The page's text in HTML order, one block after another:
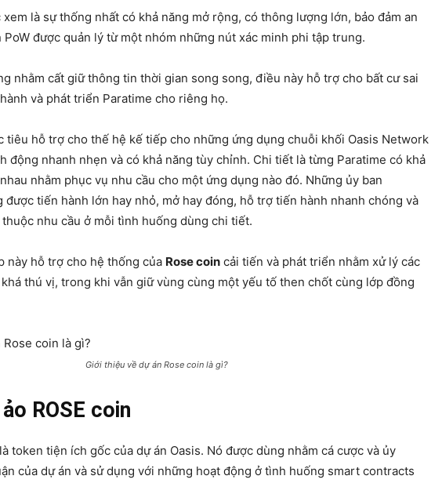
là sự thống nhất có khả năng mở rộng, có thông lượng lớn, bảo đảm an
được quản lý từ một nhóm những nút xác minh phi tập trung.
nhằm cất giữ thông tin thời gian song song, điều này hỗ trợ cho bất cư sai
và phát triển Paratime cho riêng họ.
tiêu hỗ trợ cho thế hệ kế tiếp cho những ứng dụng chuỗi khối Oasis Network
động nhanh nhẹn và có khả năng tùy chỉnh. Chi tiết là từng Paratime có khả
nhằm phục vụ nhu cầu cho một ứng dụng nào đó. Những ủy ban
được tiến hành lớn hay nhỏ, mở hay đóng, hỗ trợ tiến hành nhanh chóng và
thuộc nhu cầu ở mỗi tình huống dùng chi tiết.
này hỗ trợ cho hệ thống của Rose coin cải tiến và phát triển nhằm xử lý các
thú vị, trong khi vẫn giữ vùng cùng một yếu tố then chốt cùng lớp đồng
Giới thiệu về dự án Rose coin là gì?
ROSE coin
token tiện ích gốc của dự án Oasis. Nó được dùng nhằm cá cược và ủy
của dự án và sử dụng với những hoạt động ở tình huống smart contracts